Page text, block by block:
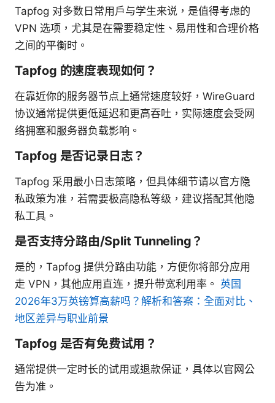
Tapfog 对多数日常用户与学生来说，是值得考虑的
VPN 选项，尤其是在需要稳定性、易用性和合理价格
之间的平衡时。
Tapfog 的速度表现如何？
在靠近你的服务器节点上通常速度较好，WireGuard
协议通常提供更低延迟和更高吞吐，实际速度会受网
络拥塞和服务器负载影响。
Tapfog 是否记录日志？
Tapfog 采用最小日志策略，但具体细节请以官方隐
私政策为准，若需要极高隐私等级，建议搭配其他隐
私工具。
是否支持分路由/Split Tunneling？
是的，Tapfog 提供分路由功能，方便你将部分应用
走 VPN，其他应用直连，提升带宽利用率。 英国
2026年3万英镑算高薪吗？解析和答案：全面对比、
地区差异与职业前景
Tapfog 是否有免费试用？
通常提供一定时长的试用或退款保证，具体以官网公
告为准。